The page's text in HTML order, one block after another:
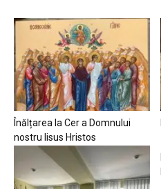
Înălțarea la Cer a Domnului
nostru Iisus Hristos